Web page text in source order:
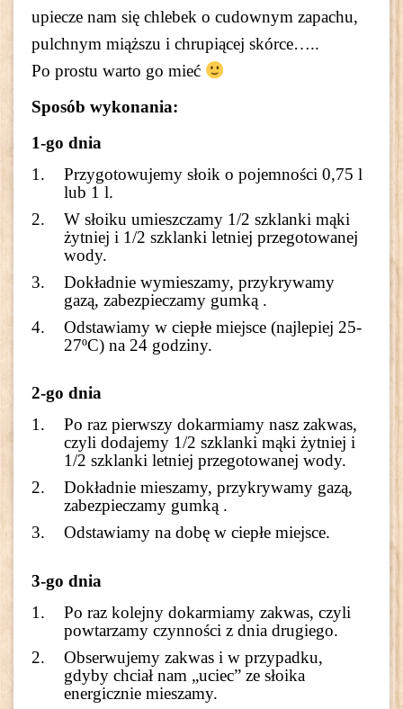
upiecze nam się chlebek o cudownym zapachu,
pulchnym miąższu i chrupiącej skórce…..
Po prostu warto go mieć
Sposób wykonania:
1-go dnia
Przygotowujemy słoik o pojemności 0,75 l
lub 1 l.
W słoiku umieszczamy 1/2 szklanki mąki
żytniej i 1/2 szklanki letniej przegotowanej
wody.
Dokładnie wymieszamy, przykrywamy
gazą, zabezpieczamy gumką .
Odstawiamy w ciepłe miejsce (najlepiej 25-
27ºC) na 24 godziny.
2-go dnia
Po raz pierwszy dokarmiamy nasz zakwas,
czyli dodajemy 1/2 szklanki mąki żytniej i
1/2 szklanki letniej przegotowanej wody.
Dokładnie mieszamy, przykrywamy gazą,
zabezpieczamy gumką .
Odstawiamy na dobę w ciepłe miejsce.
3-go dnia
Po raz kolejny dokarmiamy zakwas, czyli
powtarzamy czynności z dnia drugiego.
Obserwujemy zakwas i w przypadku,
gdyby chciał nam „uciec” ze słoika
energicznie mieszamy.